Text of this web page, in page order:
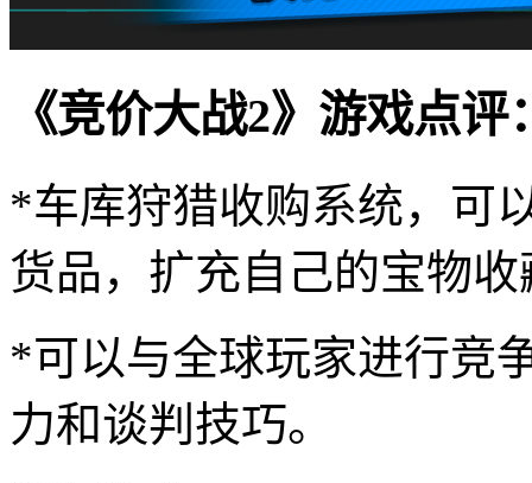
《竞价大战2》游戏点评
*车库狩猎收购系统，可
货品，扩充自己的宝物收
*可以与全球玩家进行竞
力和谈判技巧。